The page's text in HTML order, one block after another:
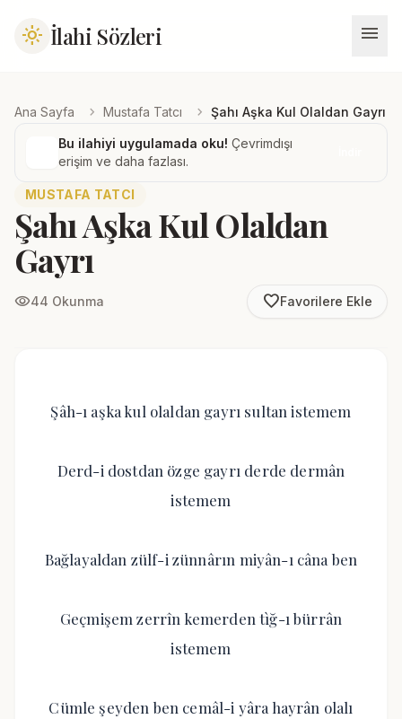
light_mode İlahi Sözleri menu
Ana Sayfa chevron_right Mustafa Tatcı chevron_right Şahı Aşka Kul Olaldan Gayrı
Bu ilahiyi uygulamada oku! Çevrimdışı
erişim ve daha fazlası.
MUSTAFA TATCI
Şahı Aşka Kul Olaldan
Gayrı
visibility44 Okunma favorite_borderFavorilere Ekle
Şâh-ı aşka kul olaldan gayrı sultan istemem
Derd-i dostdan özge gayrı derde dermân
istemem
Bağlayaldan zülf-i zünnârın miyân-ı câna ben
Geçmişem zerrîn kemerden tìğ-ı bürrân
istemem
Cümle şeyden ben cemâl-i yâra hayrân olalı